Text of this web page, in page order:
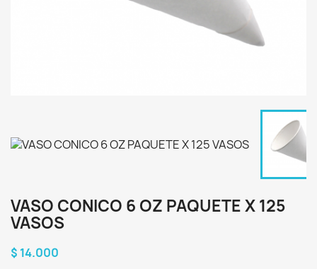
VASO CONICO 6 OZ PAQUETE X 125
VASOS
$ 14.000